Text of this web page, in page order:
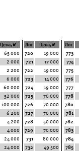
Цена, ₽
65 000
2 000
2 200
6 000
60 000
52 000
100 000
6 200
4 200
4 000
24 000
24 000
Лот
Цена, ₽
720
19 000
721
17 000
722
19 000
723
14 000
724
19 000
725
70 000
726
70 000
727
70 000
728
50 000
729
70 000
731
80 000
732
49 500
Лот
773
774
775
776
777
778
780
781
782
783
784
785